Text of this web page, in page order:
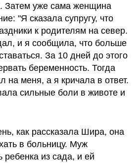
Затем уже сама женщина
"Я сказала супругу, что
к родителям на север.
и я сообщила, что больше
За 10 дней до этого
беременность. Тогда
на меня, а я кричала в ответ.
сильные боли в животе и
как рассказала Шира, она
в больницу. Муж
ребенка из сада, и ей